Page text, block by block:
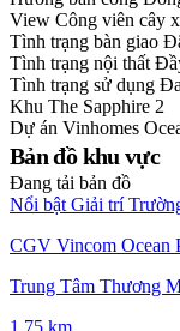
View Công viên cây
Tình trạng bàn giao
Tình trạng nội thất
Tình trạng sử dụng
Khu The Sapphire 2
Dự án Vinhomes
Bản đồ khu vực
Đang tải bản đồ
Nổi bật Giải trí
CGV Vincom Ocean
Trung Tâm Thương